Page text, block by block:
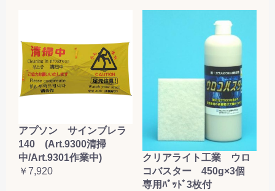
アプソン サインブレラ
140 (Art.9300清掃
中/Art.9301作業中)
￥7,920
クリアライト工業 ウロ
コバスター 450g×3個
専用ﾊﾟｯﾄﾞ3枚付